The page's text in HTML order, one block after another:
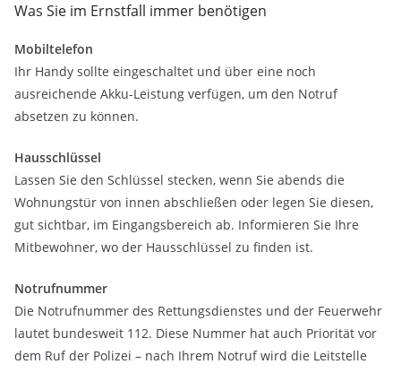
Was Sie im Ernstfall immer benötigen
Mobiltelefon
Ihr Handy sollte eingeschaltet und über eine noch
ausreichende Akku-Leistung verfügen, um den Notruf
absetzen zu können.
Hausschlüssel
Lassen Sie den Schlüssel stecken, wenn Sie abends die
Wohnungstür von innen abschließen oder legen Sie diesen,
gut sichtbar, im Eingangsbereich ab. Informieren Sie Ihre
Mitbewohner, wo der Hausschlüssel zu finden ist.
Notrufnummer
Die Notrufnummer des Rettungsdienstes und der Feuerwehr
lautet bundesweit 112. Diese Nummer hat auch Priorität vor
dem Ruf der Polizei – nach Ihrem Notruf wird die Leitstelle